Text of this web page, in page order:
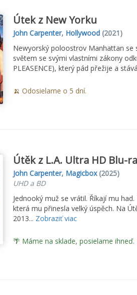
Útek z New Yorku
John Carpenter, Hollywood(2021)
Newyorský poloostrov Manhattan se
světem se svými vlastními zákony
PLEASENCE), který pád přežije a
🍌 Odosielame o 5 dní.
Útěk z L.A. Ultra HD Blu-
John Carpenter, Magicbox(2025)
UHD a BD
Jednooký muž se vrátil. Říkají mu
která mu přinesla velký úspěch. Na
2013... Zobraziť viac
🌴 Máme na sklade, posielame ihneď.